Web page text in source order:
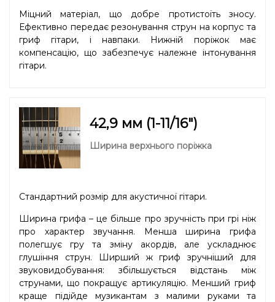
Міцний матеріал, що добре протистоїть зносу.
Ефективно передає резонування струн на корпус та
гриф гітари, і навпаки. Нижній поріжок має
компенсацію, що забезпечує належне інтонування
гітари.
42,9 мм (1-11/16″)
Ширина верхнього поріжка
Стандартний розмір для акустичної гітари.
Ширина грифа – це більше про зручність при грі ніж
про характер звучання. Менша ширина грифа
полегшує гру та зміну акордів, але ускладнює
глушіння струн. Ширший ж гриф зручніший для
звуковидобування: збільшується відстань між
струнами, що покращує артикуляцію. Менший гриф
краще підійде музикантам з малими руками та